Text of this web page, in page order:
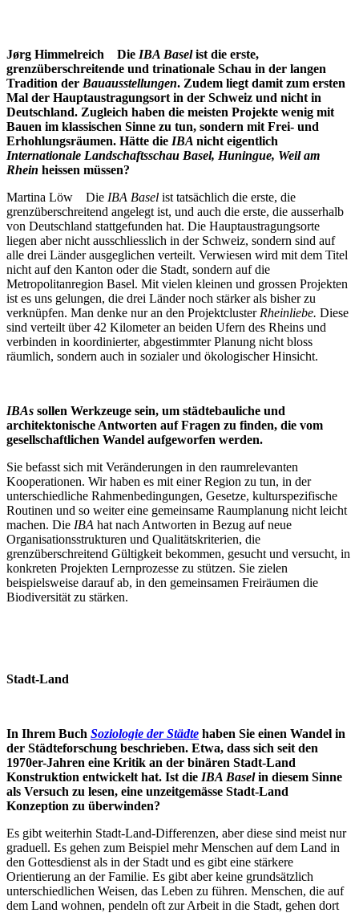
Jørg Himmelreich Die IBA Baselist die erste,
grenzüberschreitende und trinationale Schau in der langen
Tradition der Bauausstellungen. Zudem liegt damit zum ersten
Mal der Hauptaustragungsort in der Schweiz und nicht in
Deutschland. Zugleich haben die meisten Projekte wenig mit
Bauen im klassischen Sinne zu tun, sondern mit Frei- und
Erhohlungsräumen. Hätte die IBA nicht eigentlich
Internationale Landschaftsschau Basel, Huningue, Weil am
Rhein heissen müssen?
Martina Löw Die IBA Basel ist tatsächlich die erste, die
grenzüberschreitend angelegt ist, und auch die erste, die ausserhalb
von Deutschland stattgefunden hat. Die Hauptaustragungsorte
liegen aber nicht ausschliesslich in der Schweiz, sondern sind auf
alle drei Länder ausgeglichen verteilt. Verwiesen wird mit dem Titel
nicht auf den Kanton oder die Stadt, sondern auf die
Metropolitanregion Basel. Mit vielen kleinen und grossen Projekten
ist es uns gelungen, die drei Länder noch stärker als bisher zu
verknüpfen. Man denke nur an den Projektcluster Rheinliebe. Diese
sind verteilt über 42 Kilometer an beiden Ufern des Rheins und
verbinden in koordinierter, abgestimmter Planung nicht bloss
räumlich, sondern auch in sozialer und ökologischer Hinsicht.
IBAs sollen Werkzeuge sein, um städtebauliche und
architektonische Antworten auf Fragen zu finden, die vom
gesellschaftlichen Wandel aufgeworfen werden.
Sie befasst sich mit Veränderungen in den raumrelevanten
Kooperationen. Wir haben es mit einer Region zu tun, in der
unterschiedliche Rahmenbedingungen, Gesetze, kulturspezifische
Routinen und so weiter eine gemeinsame Raumplanung nicht leicht
machen. Die IBA hat nach Antworten in Bezug auf neue
Organisationsstrukturen und Qualitätskriterien, die
grenzüberschreitend Gültigkeit bekommen, gesucht und versucht, in
konkreten Projekten Lernprozesse zu stützen. Sie zielen
beispielsweise darauf ab, in den gemeinsamen Freiräumen die
Biodiversität zu stärken.
Stadt-Land
In Ihrem Buch Soziologie der Städte haben Sie einen Wandel in
der Städteforschung beschrieben. Etwa, dass sich seit den
1970er-Jahren eine Kritik an der binären Stadt-Land
Konstruktion entwickelt hat. Ist die IBA Baselin diesem Sinne
als Versuch zu lesen, eine unzeitgemässe Stadt-Land
Konzeption zu überwinden?
Es gibt weiterhin Stadt-Land-Differenzen, aber diese sind meist nur
graduell. Es gehen zum Beispiel mehr Menschen auf dem Land in
den Gottesdienst als in der Stadt und es gibt eine stärkere
Orientierung an der Familie. Es gibt aber keine grundsätzlich
unterschiedlichen Weisen, das Leben zu führen. Menschen, die auf
dem Land wohnen, pendeln oft zur Arbeit in die Stadt, gehen dort